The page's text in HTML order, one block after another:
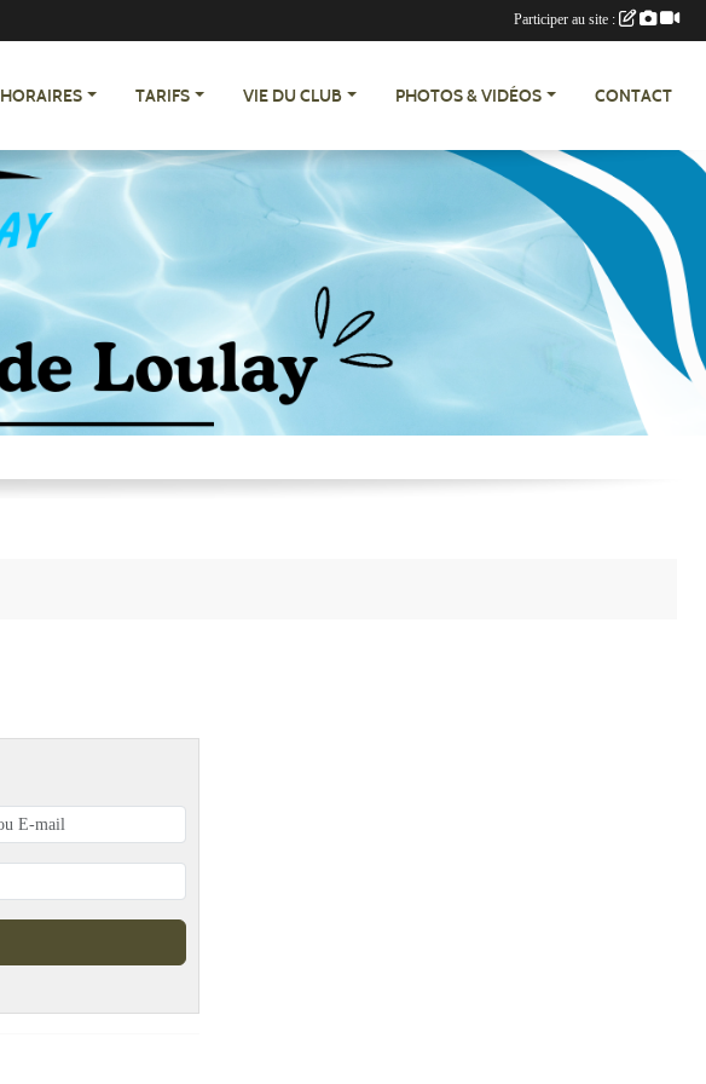
HORAIRES TARIFS VIE DU CLUB PHOTOS & VIDÉOS CONTACT
Participer au site :